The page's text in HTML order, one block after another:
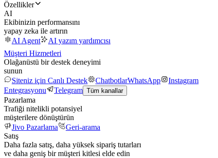
Özellikler
AI
Ekibinizin performansını
yapay zeka ile artırın
AI Agent
AI yazım yardımcısı
Müşteri Hizmetleri
Olağanüstü bir destek deneyimi
sunun
Siteniz için Canlı Destek
ChatbotlarWhatsApp
Instagram
Entegrasyonu
Telegram Tüm kanallar
Pazarlama
Trafiği nitelikli potansiyel
müşterilere dönüştürün
Jivo Pazarlama
Geri-arama
Satış
Daha fazla satış, daha yüksek sipariş tutarları
ve daha geniş bir müşteri kitlesi elde edin